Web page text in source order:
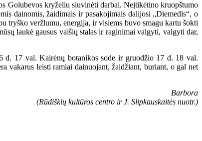
Golubevos kryželiu siuvinėti darbai. Neįtikėtino kruopštumo
dainomis, žaidimais ir pasakojimais dalijosi „Diemedis“, o
tryško veržlumu, energija, ir visiems buvo smagu kartu šokti
laukė gausus vaišių stalas ir raginimai valgyti, valgyti dar,
d. 17 val. Kairėnų botanikos sode ir gruodžio 17 d. 18 val.
vakarus leisti ramiai dainuojant, žaidžiant, buriant, o gal net
Barbora
(Rūdiškių kultūros centro ir J. Slipkauskaitės nuotr.)